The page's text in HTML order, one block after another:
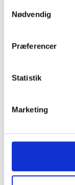
Nødvendig
Præferencer
Statistik
Marketing
149 kr.